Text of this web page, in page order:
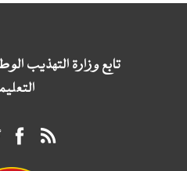
تابع وزارة التهذيب